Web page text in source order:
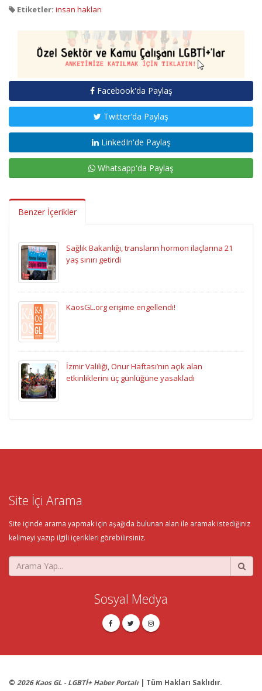
Etiketler: insan hakları
Facebook'da Paylaş
Twitter'da Paylaş
LinkedIn'de Paylaş
Whatsapp'da Paylaş
Benzer İçerikler
Sağlık Bakanlığı, transların hormon ilaçlarına 21
yaş sınırı getirdi
KaosGL.org erişime engellendi!
İzmir Valiliği, Onur Haftası’nın açık alan
etkinliklerini üç günlüğüne yasakladı
Site İçi Arama
Site içinde arama yapmak için aşağıda bulunan alan ile aramak istediğiniz
kelimeyi yazıp ilgili içerikleri görebilirsiniz.
Sosyal Medya
© 2026 Kaos GL - LGBTİ+ Haber Portalı | Tüm Hakları Saklıdır.